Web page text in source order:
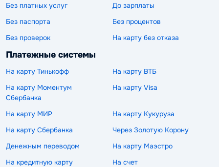
Без платных услуг
До зарплаты
Без паспорта
Без процентов
Без проверок
На карту без отказа
Платежные системы
На карту Тинькофф
На карту ВТБ
На карту Моментум
Сбербанка
На карту Visa
На карту МИР
На карту Кукуруза
На карту Сбербанка
Через Золотую Корону
Денежным переводом
На карту Маэстро
На кредитную карту
На счет